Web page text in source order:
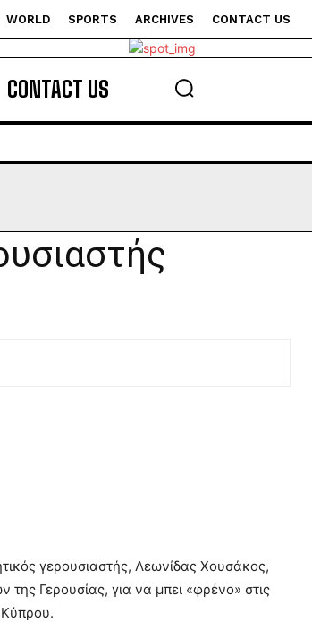
WORLD SPORTS ARCHIVES CONTACT US
CONTACT US
γερουσιαστής, Λεωνίδας Χουσάκος,
Γερουσίας, για να μπει «φρένο» στις
Κύπρου.